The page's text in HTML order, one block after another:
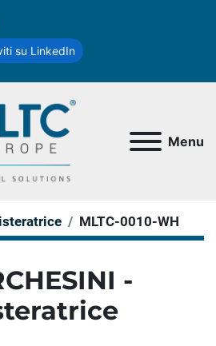
su LinkedIn
Menu
MLTC-0010-WH
-